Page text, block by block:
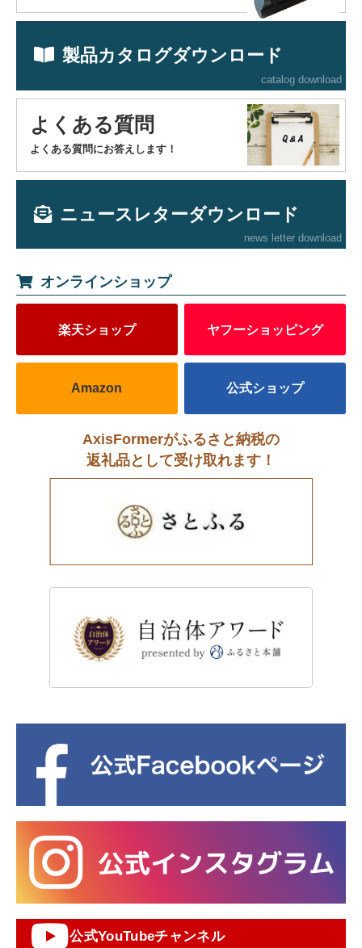
製品カタログダウンロード
catalog download
よくある質問
よくある質問にお答えします！
ニュースレターダウンロード
news letter download
オンラインショップ
楽天ショップ ヤフーショッピング
Amazon 公式ショップ
AxisFormerがふるさと納税の
返礼品として受け取れます！
公式YouTubeチャンネル